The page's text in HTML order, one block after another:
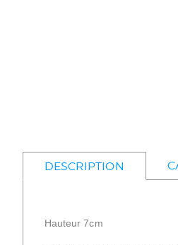
DESCRIPTION
Hauteur 7cm